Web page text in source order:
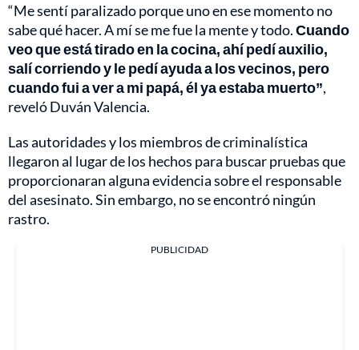
“Me sentí paralizado porque uno en ese momento no
sabe qué hacer. A mí se me fue la mente y todo.Cuando
veo que está tirado en la cocina, ahí pedí auxilio,
salí corriendo y le pedí ayuda a los vecinos, pero
cuando fui a ver a mi papá, él ya estaba muerto”,
reveló Duván Valencia.
Las autoridades y los miembros de criminalística
llegaron al lugar de los hechos para buscar pruebas que
proporcionaran alguna evidencia sobre el responsable
del asesinato. Sin embargo, no se encontró ningún
rastro.
PUBLICIDAD